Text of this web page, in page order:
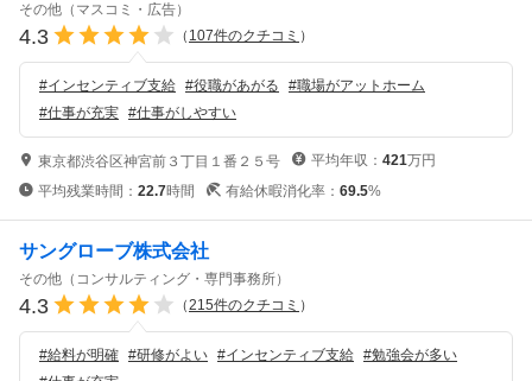
その他（マスコミ・広告）
4.3 （ 107件のクチコミ ）
#インセンティブ支給 #役職があがる #職場がアットホーム
#仕事が充実 #仕事がしやすい
東京都渋谷区神宮前３丁目１番２５号 平均年収： 421万円
平均残業時間： 22.7時間 有給休暇消化率： 69.5%
サングローブ株式会社
その他（コンサルティング・専門事務所）
4.3 （215件のクチコミ ）
#給料が明確 #研修がよい #インセンティブ支給 #勉強会が多い